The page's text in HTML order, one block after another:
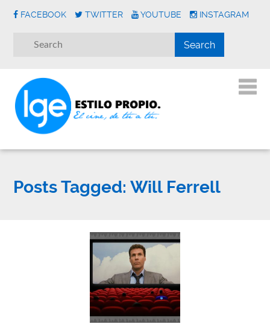
FACEBOOK TWITTER YOUTUBE INSTAGRAM
Posts Tagged: Will Ferrell